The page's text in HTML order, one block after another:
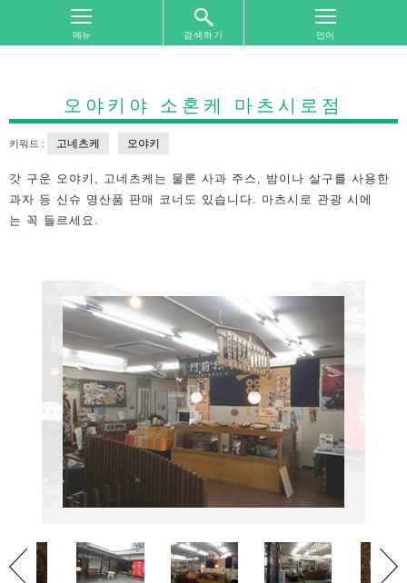
검색하기
행
역
별
찾
이
오야키야 소혼케 마츠시로점
키워드 : 고네츠케 오야키
갓 구운 오야키, 고네츠케는 물론 사과 주스, 밤이나 살구를 사용한
과자 등 신슈 명산품 판매 코너도 있습니다. 마츠시로 관광 시에
는 꼭 들르세요.